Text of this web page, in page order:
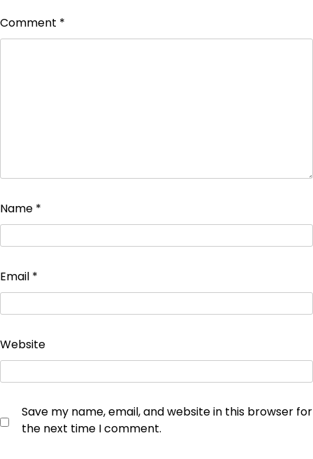
Comment *
Name *
Email *
Website
Save my name, email, and website in this browser for
the next time I comment.